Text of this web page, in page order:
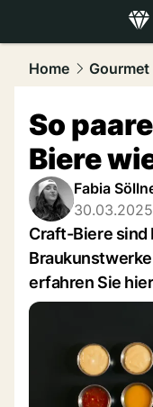
luxury.
Home Gourmet
So
Biere
Fabia
Craft-Biere sind
erfahren Sie